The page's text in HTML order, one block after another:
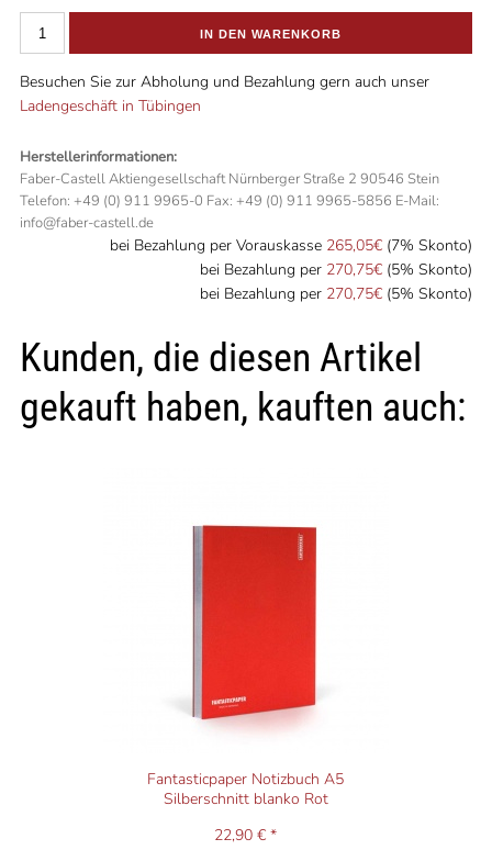
IN DEN WARENKORB
Besuchen Sie zur Abholung und Bezahlung gern auch unser
Ladengeschäft in Tübingen
Herstellerinformationen:
Faber-Castell Aktiengesellschaft Nürnberger Straße 2 90546 Stein
Telefon: +49 (0) 911 9965-0 Fax: +49 (0) 911 9965-5856 E-Mail:
info@faber-castell.de
bei Bezahlung per Vorauskasse 265,05€ (7% Skonto)
bei Bezahlung per 270,75€ (5% Skonto)
bei Bezahlung per 270,75€ (5% Skonto)
Kunden, die diesen Artikel
gekauft haben, kauften auch:
Fantasticpaper Notizbuch A5
Silberschnitt blanko Rot
22,90 € *